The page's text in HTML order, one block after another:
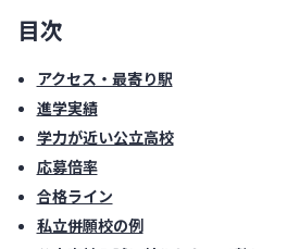
目次
アクセス・最寄り駅
進学実績
学力が近い公立高校
応募倍率
合格ライン
私立併願校の例